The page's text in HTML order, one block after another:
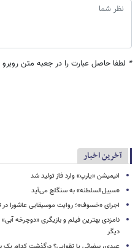
* لطفا حاصل عبارت را در جعبه متن روبرو
آخرین اخبار
انیمیشن «یارپ» وارد فاز تولید شد
«سبیل‌السلطنه» به سنگلج می‌آید
اجرای «خسوف»؛ روایت موسیقایی عاشورا در
دیگر